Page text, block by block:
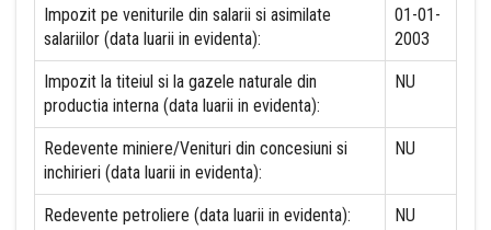
Impozit pe veniturile din salarii si asimilate
salariilor (data luarii in evidenta):
01-01-
2003
Impozit la titeiul si la gazele naturale din
productia interna (data luarii in evidenta):
NU
Redevente miniere/Venituri din concesiuni si
inchirieri (data luarii in evidenta):
NU
Redevente petroliere (data luarii in evidenta): NU